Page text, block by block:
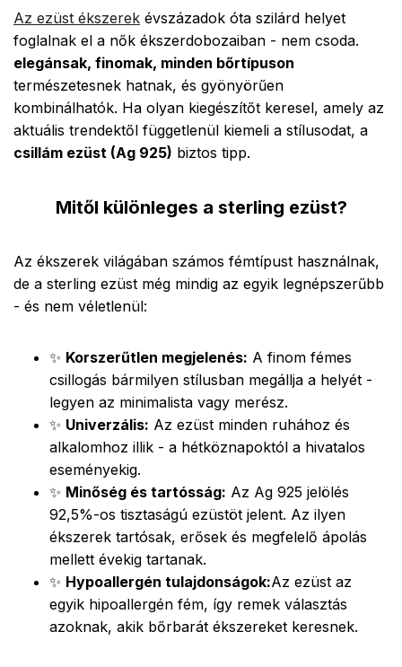
Az ezüst ékszerek évszázadok óta szilárd helyet
foglalnak el a nők ékszerdobozaiban - nem csoda.
elegánsak, finomak, minden bőrtípuson
természetesnek hatnak, és gyönyörűen
kombinálhatók. Ha olyan kiegészítőt keresel, amely az
aktuális trendektől függetlenül kiemeli a stílusodat, a
csillám ezüst (Ag 925) biztos tipp.
Mitől különleges a sterling ezüst?
Az ékszerek világában számos fémtípust használnak,
de a sterling ezüst még mindig az egyik legnépszerűbb
- és nem véletlenül:
✨ Korszerűtlen megjelenés: A finom fémes
csillogás bármilyen stílusban megállja a helyét -
legyen az minimalista vagy merész.
✨ Univerzális: Az ezüst minden ruhához és
alkalomhoz illik - a hétköznapoktól a hivatalos
eseményekig.
✨ Minőség és tartósság: Az Ag 925 jelölés
92,5%-os tisztaságú ezüstöt jelent. Az ilyen
ékszerek tartósak, erősek és megfelelő ápolás
mellett évekig tartanak.
✨ Hypoallergén tulajdonságok:Az ezüst az
egyik hipoallergén fém, így remek választás
azoknak, akik bőrbarát ékszereket keresnek.